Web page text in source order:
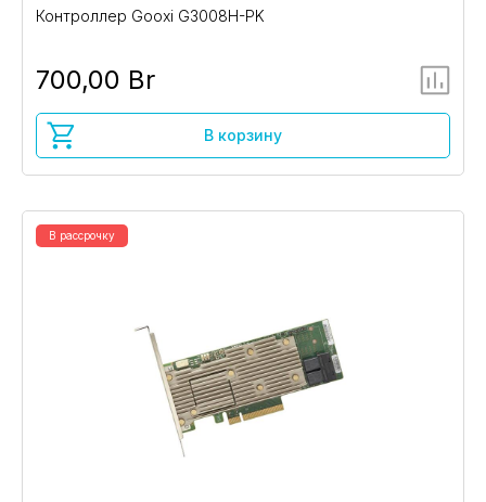
Контроллер Gooxi G3008H-PK
700,00 Br
В корзину
В рассрочку